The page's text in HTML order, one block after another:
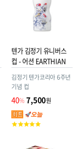
텐가 김정기 유니버스
컵 - 어션 EARTHIAN
김정기 텐가코리아 6주년
기념 컵
40% 7,500원
고